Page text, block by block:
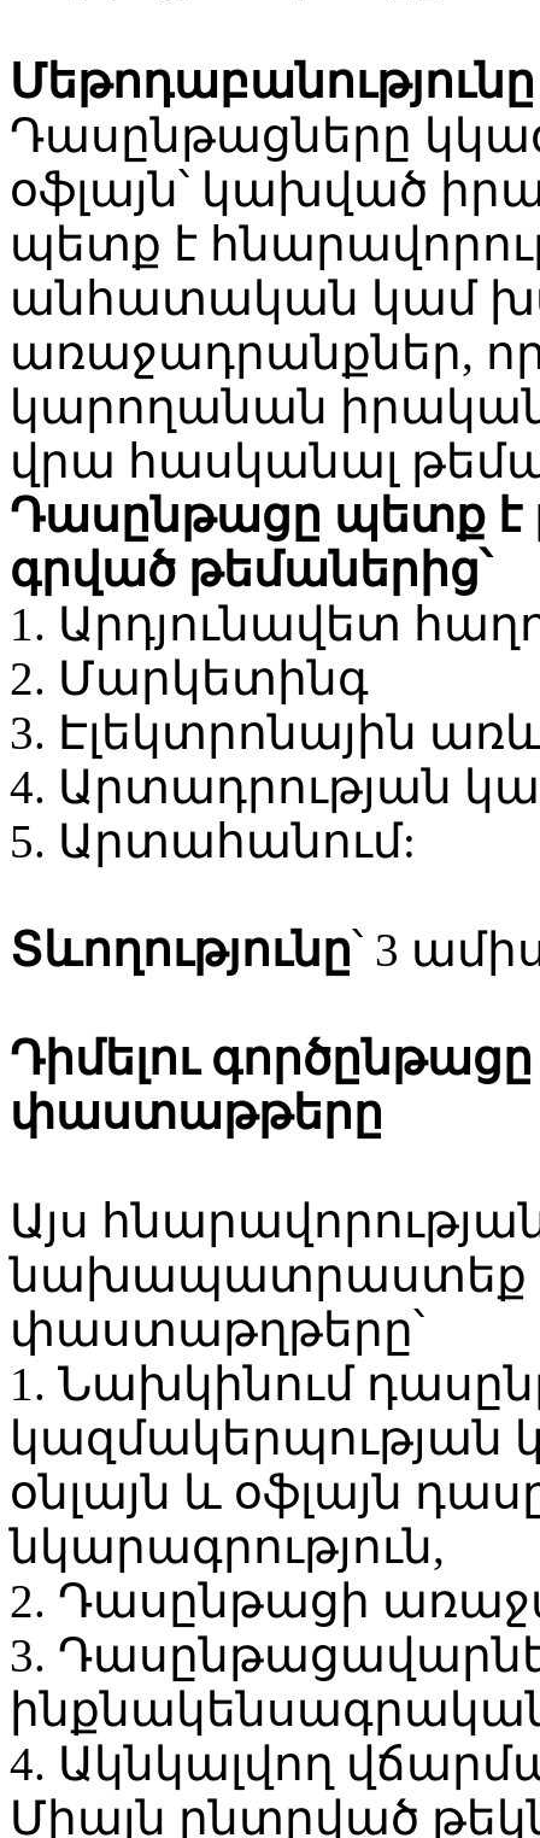
Դասընթացները
օֆլայն՝ կախված
պետք է
անհատական կամ
առաջադրանքներ,
կարողանան
վրա հասկանալ
Դասընթացը պետք է
գրված թեմաներից՝
1. Արդյունավետ
2. Մարկետինգ
3. Էլեկտրոնային
4. Արտադրության
5. Արտահանում:
Տևողությունը՝ 3
Դիմելու
փաստաթթերը
Այս
նախապատրաստեք և
փաստաթղթերը՝
1. Նախկինում
կազմակերպության
օնլայն և օֆլայն
նկարագրություն,
2. Դասընթացի
3.
4. Ակնկալվող
Միայն ընտրված